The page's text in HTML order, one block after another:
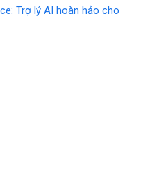
Trợ lý AI hoàn hảo cho